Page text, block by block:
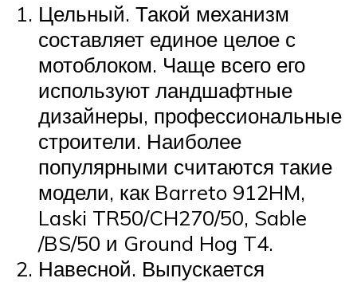
Цельный. Такой механизм
составляет единое целое с
мотоблоком. Чаще всего его
используют ландшафтные
дизайнеры, профессиональные
строители. Наиболее
популярными считаются такие
модели, как Barreto 912HM,
Laski TR50/CH270/50, Sable
/BS/50 и Ground Hog T4.
Навесной. Выпускается